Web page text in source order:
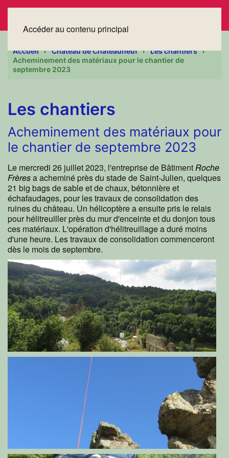
Accéder au contenu principal
Accueil Château de Châteauneuf
Les chantiers
Acheminement des matériaux pour le chantier de
septembre 2023
Les chantiers
Acheminement des matériaux pour
le chantier de septembre 2023
Le mercredi 26 juillet 2023, l'entreprise de BâtimentRoche
Frèresa acheminé près du stade de Saint-Julien, quelques
21 big bags de sable et de chaux, bétonnière et
échafaudages, pour les travaux de consolidation des
ruines du château. Un hélicoptère a ensuite pris le relais
pour hélitreuiller près du mur d'enceinte et du donjon tous
ces matériaux. L'opération d'hélitreuillage a duré moins
d'une heure. Les travaux de consolidation commenceront
dès le mois de septembre.